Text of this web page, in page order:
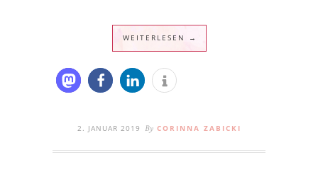
WEITERLESEN →
2. JANUAR 2019 By CORINNA ZABICKI